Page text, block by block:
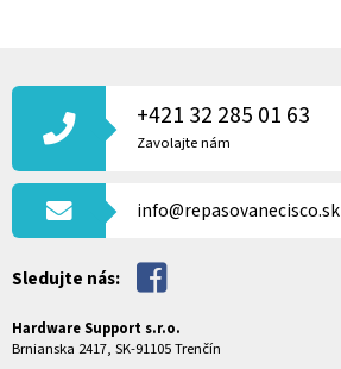
Á
T
+421 32 285 01 63
Zavolajte nám
info@repasovanecisco.sk
Sledujte nás:
Hardware Support s.r.o.
Brnianska 2417, SK-91105 Trenčín